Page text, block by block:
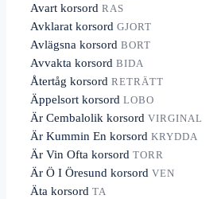
Avart korsord RAS
Avklarat korsord GJORT
Avlägsna korsord BORT
Avvakta korsord BIDA
Återtåg korsord RETRÄTT
Äppelsort korsord LOBO
Är Cembalolik korsord VIRGINAL
Är Kummin En korsord KRYDDA
Är Vin Ofta korsord TORR
Är Ö I Öresund korsord VEN
Äta korsord TA